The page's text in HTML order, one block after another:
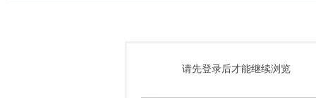
索
请先登录后才能继续浏览